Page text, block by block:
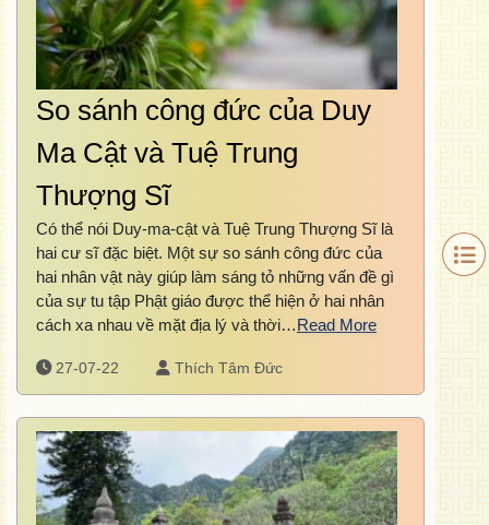
So sánh công đức của Duy
Ma Cật và Tuệ Trung
Thượng Sĩ
Có thể nói Duy-ma-cật và Tuệ Trung Thượng Sĩ là
hai cư sĩ đặc biệt. Một sự so sánh công đức của
hai nhân vật này giúp làm sáng tỏ những vấn đề gì
của sự tu tập Phật giáo được thể hiện ở hai nhân
cách xa nhau về mặt địa lý và thời…Read More
27-07-22 Thích Tâm Đức